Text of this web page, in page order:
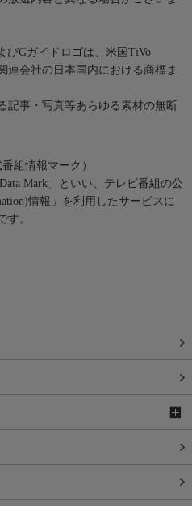
びGガイドロゴは、米国TiVo
連会社の日本国内における商標ま
記事・写真等あらゆる素材の無断
組情報マーク）
Mark」といい、テレビ番組の公
情報」を利用したサービスに
す。